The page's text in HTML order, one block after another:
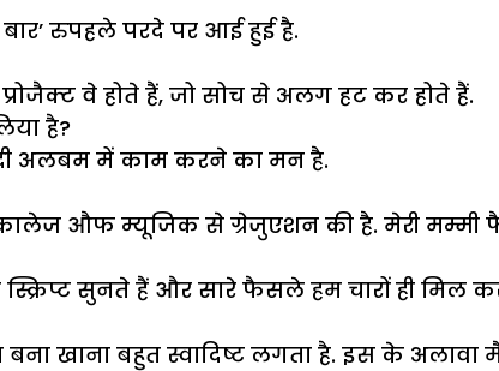
रुपहले परदे पर आई हुई है.
वे होते हैं, जो सोच से अलग हट कर होते हैं.
है?
अलबम में काम करने का मन है.
औफ म्यूजिक से ग्रेजुएशन की है. मेरी मम्मी
सुनते हैं और सारे फैसले हम चारों ही मिल
बना खाना बहुत स्वादिष्ट लगता है. इस के